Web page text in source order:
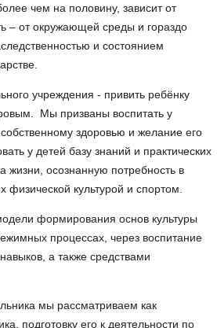
чем на половину, зависит от
– от окружающей среды и гораздо
и состоянием
учреждения - привить ребёнку
Мы призваны воспитать у
здоровью и желание его
у детей базу знаний и практических
жизни, осознанную потребность в
физической культурой и спортом.
формирования основ культуры
процессах, через воспитание
а также средствами
мы рассматриваем как
подготовку его к деятельности по